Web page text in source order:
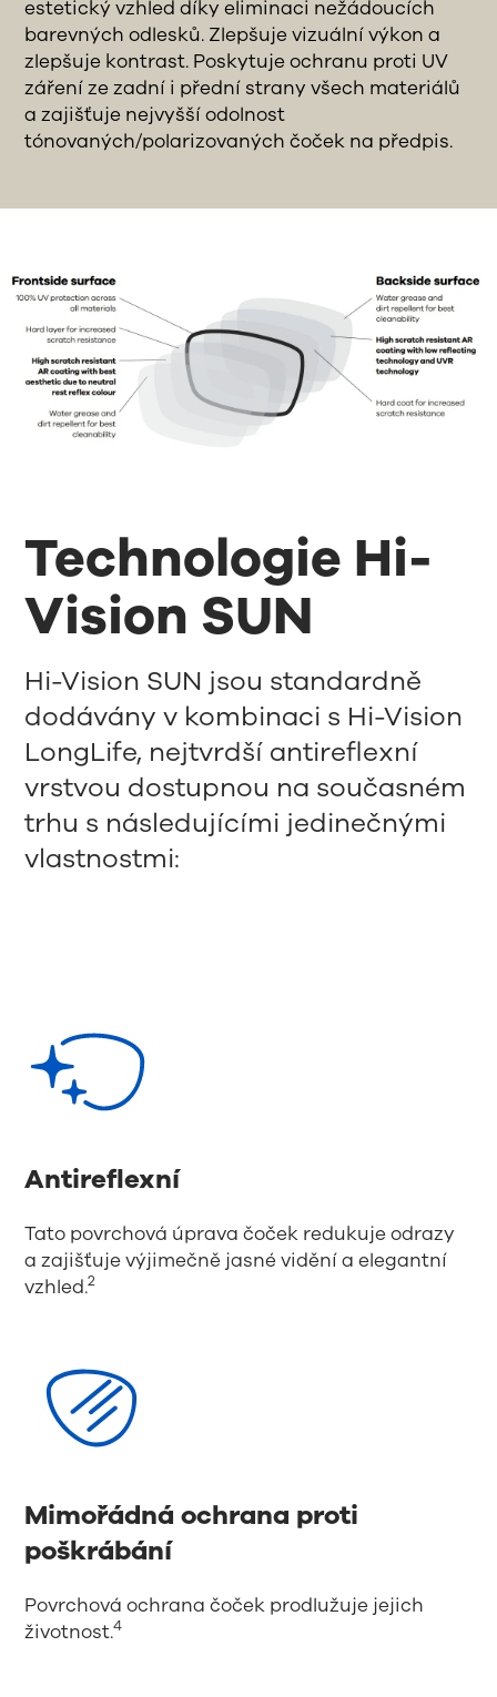
estetický vzhled díky eliminaci nežádoucích
barevných odlesků. Zlepšuje vizuální výkon a
zlepšuje kontrast. Poskytuje ochranu proti UV
záření ze zadní i přední strany všech materiálů
a zajišťuje nejvyšší odolnost
tónovaných/polarizovaných čoček na předpis.
Technologie Hi-
Vision SUN
Hi-Vision SUN jsou standardně
dodávány v kombinaci s Hi-Vision
LongLife, nejtvrdší antireflexní
vrstvou dostupnou na současném
trhu s následujícími jedinečnými
vlastnostmi:
Antireflexní
Tato povrchová úprava čoček redukuje odrazy
a zajišťuje výjimečně jasné vidění a elegantní
vzhled.2
Mimořádná ochrana proti
poškrábání
Povrchová ochrana čoček prodlužuje jejich
životnost.4